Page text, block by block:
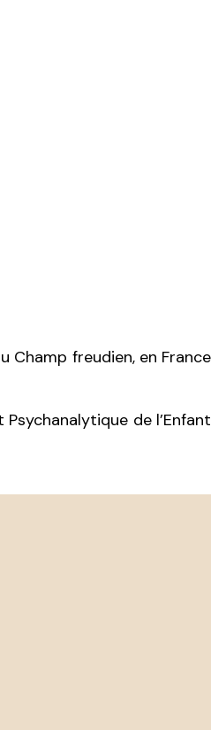
Champ freudien, en France
de l’Enfant